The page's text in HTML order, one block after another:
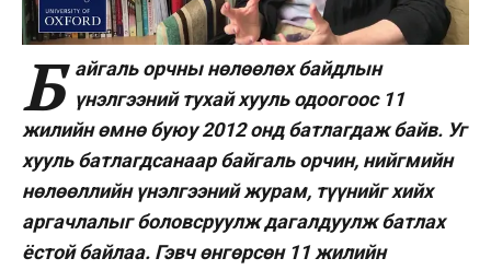
Б айгаль орчны нөлөөлөх байдлын
үнэлгээний тухай хууль одоогоос 11
жилийн өмнө буюу 2012 онд батлагдаж байв. Уг
хууль бат­лагдсанаар байгаль орчин, нийг­мийн
нөлөөллийн үнэлгээний журам, түүнийг хийх
аргачлалыг боловсруулж дагалдуулж батлах
ёстой байлаа. Гэвч өнгөрсөн 11 жилийн